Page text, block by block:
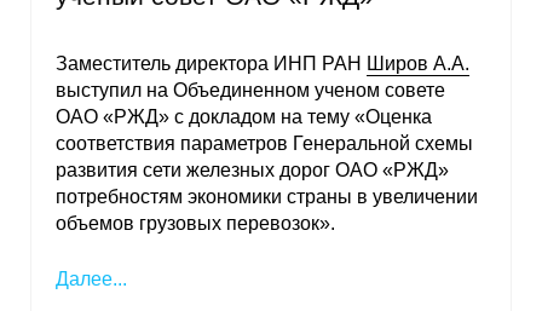
Российско-французский семинар
ЦДУ
Заместитель директора ИНП РАН Широв А.А.
выступил на Объединенном ученом совете
ОАО «РЖД» с докладом на тему «Оценка
соответствия параметров Генеральной схемы
развития сети железных дорог ОАО «РЖД»
потребностям экономики страны в увеличении
объемов грузовых перевозок».
Далее...